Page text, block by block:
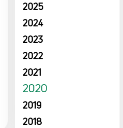
2025
2024
2023
2022
2021
2020
2019
2018